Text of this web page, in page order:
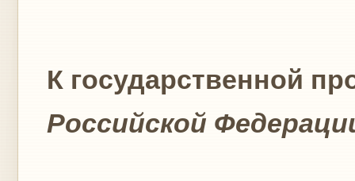
К государственной
Российской